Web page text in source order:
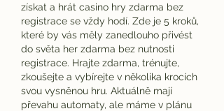
získat a hrát casino hry zdarma bez
registrace se vždy hodí. Zde je 5 kroků,
které by vás měly zanedlouho přivést
do světa her zdarma bez nutnosti
registrace. Hrajte zdarma, trénujte,
zkoušejte a vybírejte v několika krocích
svou vysněnou hru. Aktuálně mají
převahu automaty, ale máme v plánu